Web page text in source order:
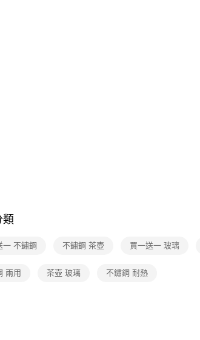
類
一 不鏽鋼 不鏽鋼 茶壺 買一送一 玻璃
兩用 茶壺 玻璃 不鏽鋼 耐熱